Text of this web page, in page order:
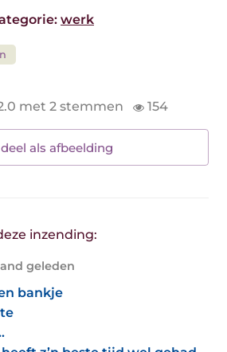
werk
met 2 stemmen 154
deel als afbeelding
inzending:
geleden
bankje